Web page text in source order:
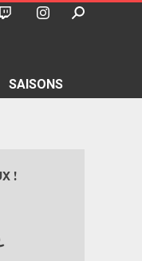
SAISONS
!